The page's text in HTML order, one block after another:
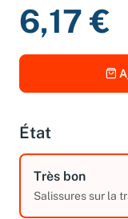
6,17 €
État
Très bon